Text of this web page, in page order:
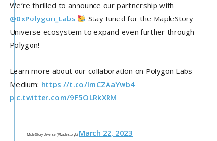
We’re thrilled to announce our partnership with
@0xPolygon_Labs
Stay tuned for the MapleStory
Universe ecosystem to expand even further through
Polygon!
Learn more about our collaboration on Polygon Labs
Medium: https://t.co/ImCZAaYwb4
pic.twitter.com/9F5OLRkXRM
— MapleStory Universe (@MaplestoryU) March 22, 2023